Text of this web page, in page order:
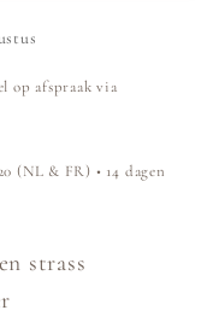
op afspraak via
(NL & FR) • 14 dagen
strass